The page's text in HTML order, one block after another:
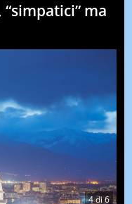
ma
4di6